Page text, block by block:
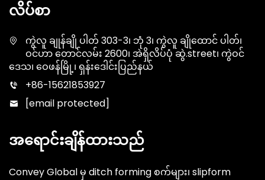
လိပ်စာ
ကွဲလူ ချုန်ချို ပါတ် 303-3၊ ဘုံ 3၊ ကွဲလူ ချိုထောင် ပါတ်၊
ဝင်ဟာ တောင်လမ်း 2600၊ အဲရှိလိပ်ပုံ ဆွဲ.street၊ ကွဲဝင်
ဒေသ၊ ဝေဖန်မြို့၊ ရှန်းဒေါင်းပြည်နယ်
+86-15621853927
[email protected]
အရောင်းချိန်ထားသည်
Convey Global မှ ditch forming စက်များ၊ slipform